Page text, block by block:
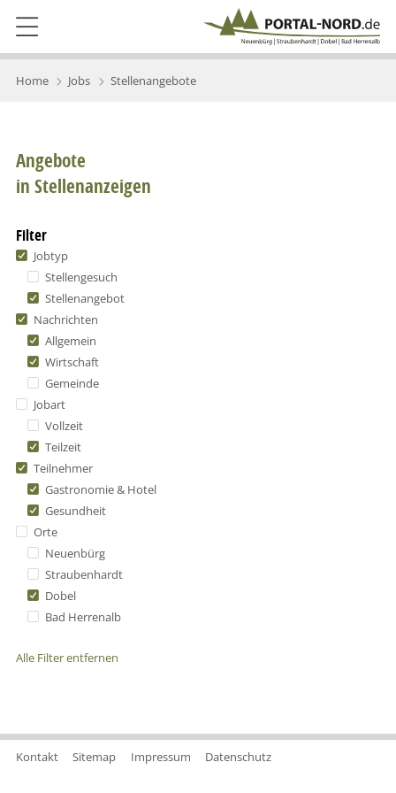
Home Jobs Stellenangebote
Angebote
in Stellenanzeigen
Filter
Jobtyp
Stellengesuch
Stellenangebot
Nachrichten
Allgemein
Wirtschaft
Gemeinde
Jobart
Vollzeit
Teilzeit
Teilnehmer
Gastronomie & Hotel
Gesundheit
Orte
Neuenbürg
Straubenhardt
Dobel
Bad Herrenalb
Alle Filter entfernen
Kontakt Sitemap Impressum Datenschutz